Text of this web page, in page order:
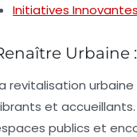
Initiatives
Urbaine
revitalisation urbaine
et
publics et